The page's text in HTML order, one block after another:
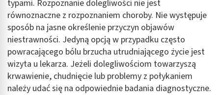
typami. Rozpoznanie dolegliwości nie jest
równoznaczne z rozpoznaniem choroby. Nie występuje
sposób na jasne określenie przyczyn objawów
niestrawności. Jedyną opcją w przypadku często
powracającego bólu brzucha utrudniającego życie jest
wizyta u lekarza. Jeżeli dolegliwościom towarzyszą
krwawienie, chudnięcie lub problemy z połykaniem
należy udać się na odpowiednie badania diagnostyczne.